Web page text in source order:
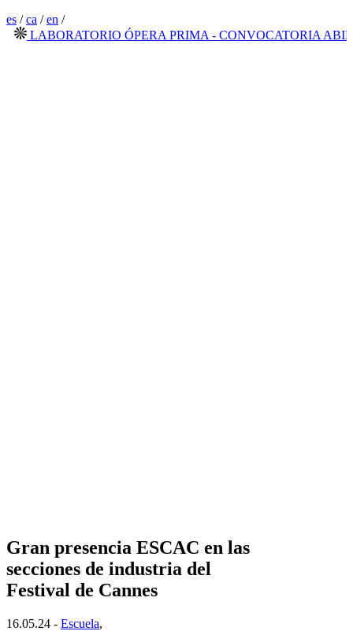
es /ca /en /
LABORATORIO ÓPERA PRIMA - CONVOCATORIA ABIERTA
Gran presencia ESCAC en las
secciones de industria del
Festival de Cannes
16.05.24 - Escuela,